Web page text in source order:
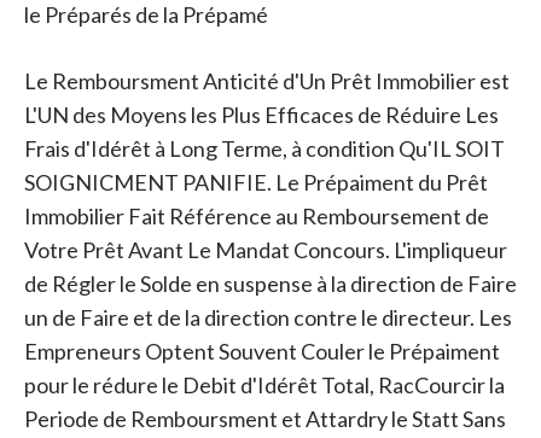
le Préparés de la Prépamé
Le Remboursment Anticité d'Un Prêt Immobilier est
L'UN des Moyens les Plus Efficaces de Réduire Les
Frais d'Idérêt à Long Terme, à condition Qu'IL SOIT
SOIGNICMENT PANIFIE. Le Prépaiment du Prêt
Immobilier Fait Référence au Remboursement de
Votre Prêt Avant Le Mandat Concours. L'impliqueur
de Régler le Solde en suspense à la direction de Faire
un de Faire et de la direction contre le directeur. Les
Empreneurs Optent Souvent Couler le Prépaiment
pour le rédure le Debit d'Idérêt Total, RacCourcir la
Periode de Remboursment et Attardry le Statt Sans